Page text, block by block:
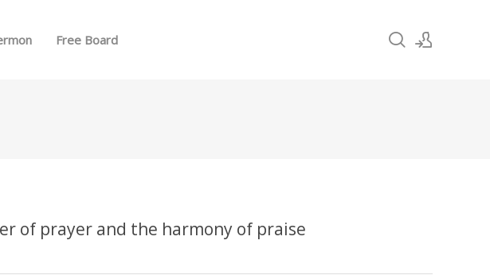
Free Board
of prayer and the harmony of praise